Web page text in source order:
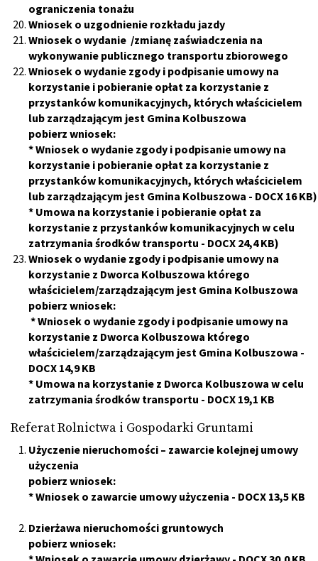
ograniczenia tonażu
Wniosek o uzgodnienie rozkładu jazdy
Wniosek o wydanie /zmianę zaświadczenia na
wykonywanie publicznego transportu zbiorowego
Wniosek o wydanie zgody i podpisanie umowy na
korzystanie i pobieranie opłat za korzystanie z
przystanków komunikacyjnych, których właścicielem
lub zarządzającym jest Gmina Kolbuszowa
pobierz wniosek:
*Wniosek o wydanie zgody i podpisanie umowy na
korzystanie i pobieranie opłat za korzystanie z
przystanków komunikacyjnych, których właścicielem
lub zarządzającym jest Gmina Kolbuszowa - DOCX 16 KB)
* Umowa na korzystanie i pobieranie opłat za
korzystanie z przystanków komunikacyjnych w celu
zatrzymania środków transportu - DOCX 24,4 KB)
Wniosek o wydanie zgody i podpisanie umowy na
korzystanie z Dworca Kolbuszowa którego
właścicielem/zarządzającym jest Gmina Kolbuszowa
pobierz wniosek:
*Wniosek o wydanie zgody i podpisanie umowy na
korzystanie z Dworca Kolbuszowa którego
właścicielem/zarządzającym jest Gmina Kolbuszowa -
DOCX 14,9 KB
* Umowa na korzystanie z Dworca Kolbuszowa w celu
zatrzymania środków transportu - DOCX 19,1 KB
Referat Rolnictwa i Gospodarki Gruntami
Użyczenie nieruchomości – zawarcie kolejnej umowy
użyczenia
pobierz wniosek:
*Wniosek o zawarcie umowy użyczenia - DOCX 13,5 KB
Dzierżawa nieruchomości gruntowych
pobierz wniosek: